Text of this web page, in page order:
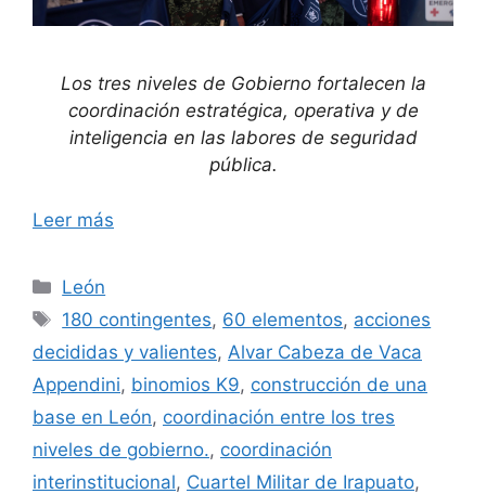
Los tres niveles de Gobierno fortalecen la
coordinación estratégica, operativa y de
inteligencia en las labores de seguridad
pública.
Leer más
Categorías
León
Etiquetas
180 contingentes, 60 elementos, acciones
decididas y valientes, Alvar Cabeza de Vaca
Appendini, binomios K9, construcción de una
base en León, coordinación entre los tres
niveles de gobierno., coordinación
interinstitucional, Cuartel Militar de Irapuato,